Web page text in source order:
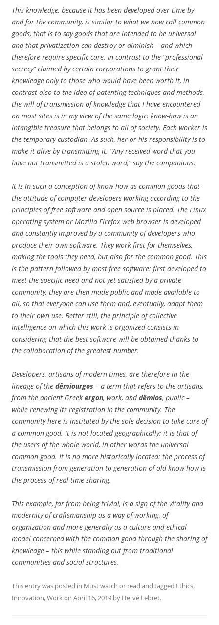
This knowledge, because it has been developed over time by
and for the community, is similar to what we now call common
goods, that is to say goods that are intended to be universal
and that privatization can destroy or diminish – and which
therefore require specific care. In contrast to the “professional
secrecy” claimed by certain corporations to grant their
knowledge only to those who would have been worth it, in
contrast also to the idea of patenting techniques and methods,
the will of transmission of knowledge that I have encountered
on most sites is in my view of the same logic: know-how is an
intangible treasure that belongs to all of society. Each worker is
the temporary custodian. As such, her or his responsibility is to
make it alive by transmitting it. “Any received word that you
have not transmitted is a stolen word,” say the companions.
It is in such a conception of know-how as common goods that
the attitude of computer developers working according to the
principles of free software and open source is placed. The Linux
operating system or Mozilla Firefox web browser is developed
and constantly improved by a community of developers who
produce their own software. They work first for themselves,
making the tools they need, but also for the common good. This
is the pattern followed by most free software: first developed to
meet the specific need and not yet satisfied by a private
community, they are then made public and made available to
all, so that everyone can use them and, eventually, adapt them
to their own use. Better still, the principle of collective
intelligence on which this work is organized consists in
considering that the best software will be obtained thanks to
the collaboration of the greatest number.
Developers, artisans of modern times, are therefore in the
lineage of the dêmiourgos – a term that refers to the artisans,
from the ancient Greek ergon, work, anddêmios, public –
while renewing its registration in the community. The
community here is instituted by the sole decision to take care of
a common good. It is not located geographically: it is that of
the users of the whole world, in other words the universal
common good. It is no more historically located: the process of
transmission from generation to generation of old know-how is
the process of real-time sharing.
This example, far from being trivial, is a sign of the vitality and
modernity of craftsmanship as a way of working, of
organization and more generally as a culture and ethical
model concerned with the common good through the sharing of
knowledge – this while standing out from traditional
communities and social structures.
This entry was posted in Must watch or read and tagged Ethics,
Innovation,Workon April 16, 2019 by Hervé Lebret.